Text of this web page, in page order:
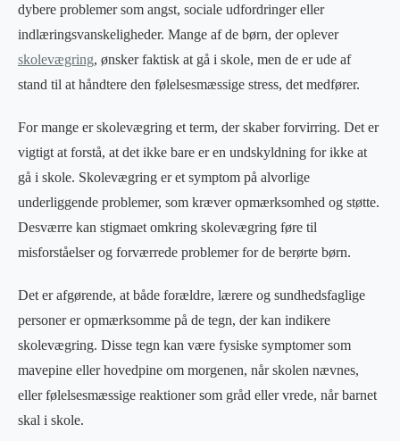
dybere problemer som angst, sociale udfordringer eller
indlæringsvanskeligheder. Mange af de børn, der oplever
skolevægring, ønsker faktisk at gå i skole, men de er ude af
stand til at håndtere den følelsesmæssige stress, det medfører.
For mange er skolevægring et term, der skaber forvirring. Det er
vigtigt at forstå, at det ikke bare er en undskyldning for ikke at
gå i skole. Skolevægring er et symptom på alvorlige
underliggende problemer, som kræver opmærksomhed og støtte.
Desværre kan stigmaet omkring skolevægring føre til
misforståelser og forværrede problemer for de berørte børn.
Det er afgørende, at både forældre, lærere og sundhedsfaglige
personer er opmærksomme på de tegn, der kan indikere
skolevægring. Disse tegn kan være fysiske symptomer som
mavepine eller hovedpine om morgenen, når skolen nævnes,
eller følelsesmæssige reaktioner som gråd eller vrede, når barnet
skal i skole.